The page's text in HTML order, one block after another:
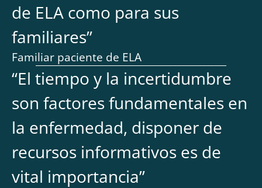
de ELA como para sus
familiares”
Familiar paciente de ELA
“El tiempo y la incertidumbre
son factores fundamentales en
la enfermedad, disponer de
recursos informativos es de
vital importancia”